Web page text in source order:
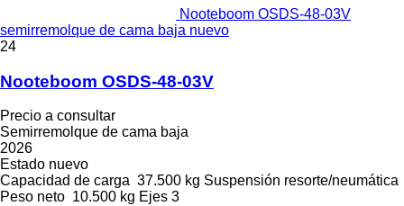
Nooteboom OSDS-48-03V
semirremolque de cama baja nuevo
24
Nooteboom OSDS-48-03V
Precio a consultar
Semirremolque de cama baja
2026
Estado nuevo
Capacidad de carga 37.500 kg Suspensión resorte/neumática
Peso neto 10.500 kg Ejes 3